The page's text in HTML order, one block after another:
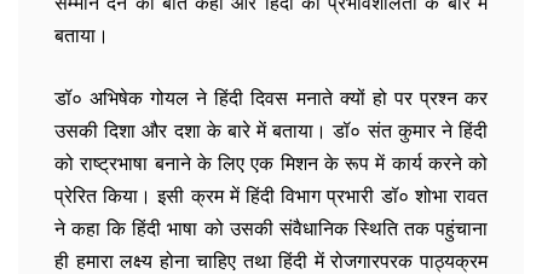
बताया।
डॉ० अभिषेक गोयल ने हिंदी दिवस मनाते क्यों हो पर प्रश्न कर
उसकी दिशा और दशा के बारे में बताया। डॉ० संत कुमार ने हिंदी
को राष्ट्रभाषा बनाने के लिए एक मिशन के रूप में कार्य करने को
प्रेरित किया। इसी क्रम में हिंदी विभाग प्रभारी डॉ० शोभा रावत
ने कहा कि हिंदी भाषा को उसकी संवैधानिक स्थिति तक पहुंचाना
ही हमारा लक्ष्य होना चाहिए तथा हिंदी में रोजगारपरक पाठ्यक्रम